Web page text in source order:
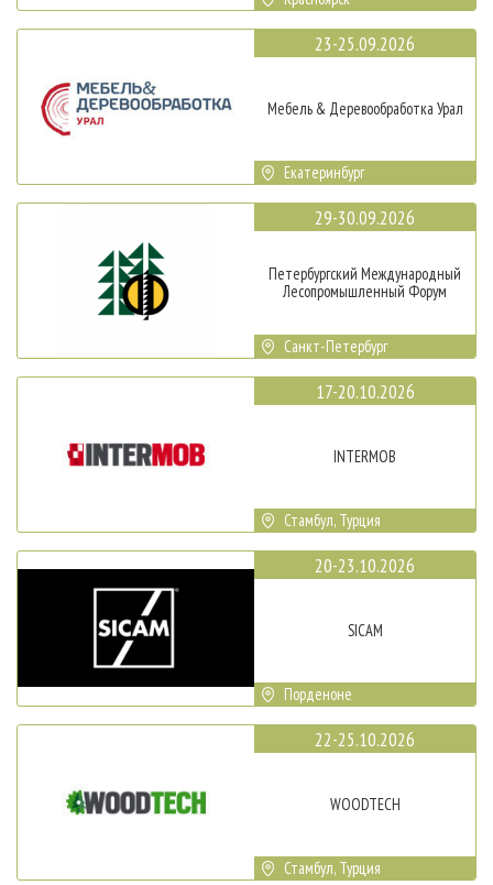
23-25.09.2026
Мебель & Деревообработка Урал
Екатеринбург
29-30.09.2026
Петербургский Международный
Лесопромышленный Форум
Санкт-Петербург
17-20.10.2026
INTERMOB
Стамбул, Турция
20-23.10.2026
SICAM
Порденоне
22-25.10.2026
WOODTECH
Стамбул, Турция